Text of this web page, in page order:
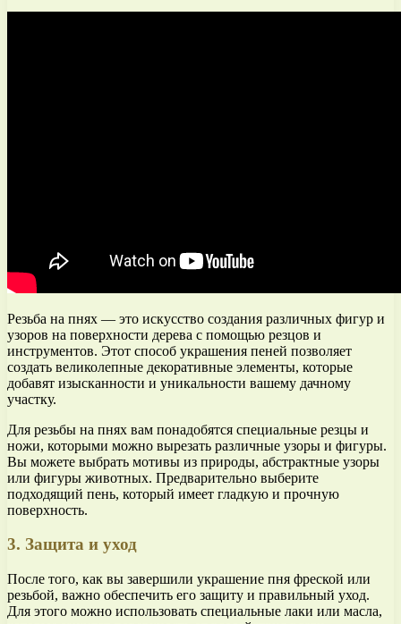
Резьба на пнях — это искусство создания различных фигур и
узоров на поверхности дерева с помощью резцов и
инструментов. Этот способ украшения пеней позволяет
создать великолепные декоративные элементы, которые
добавят изысканности и уникальности вашему дачному
участку.
Для резьбы на пнях вам понадобятся специальные резцы и
ножи, которыми можно вырезать различные узоры и фигуры.
Вы можете выбрать мотивы из природы, абстрактные узоры
или фигуры животных. Предварительно выберите
подходящий пень, который имеет гладкую и прочную
поверхность.
3. Защита и уход
После того, как вы завершили украшение пня фреской или
резьбой, важно обеспечить его защиту и правильный уход.
Для этого можно использовать специальные лаки или масла,